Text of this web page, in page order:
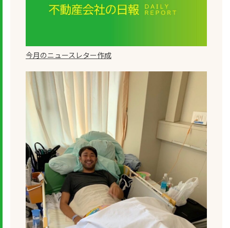
今月のニュースレター作成